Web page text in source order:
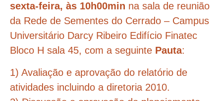
sexta-feira, às 10h00min na sala de reunião
da Rede de Sementes do Cerrado – Campus
Universitário Darcy Ribeiro Edifício Finatec
Bloco H sala 45, com a seguinte Pauta:
1) Avaliação e aprovação do relatório de
atividades incluindo a diretoria 2010.